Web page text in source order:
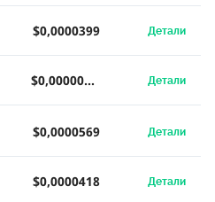
$0,0000399 Детали
$0,00000599 Детали
$0,0000569 Детали
$0,0000418 Детали